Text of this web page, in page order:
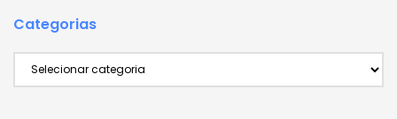
Categorias
Categorias